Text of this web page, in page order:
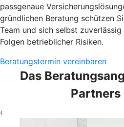
passgenaue
gründlichen Beratung schützen
Team und sich selbst
Folgen betrieblicher Risiken.
Beratungstermin vereinbaren
Das
Partners
‹